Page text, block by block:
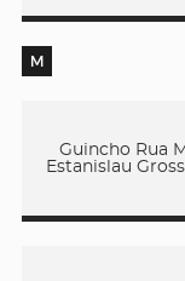
M
Guincho Rua
Estanislau